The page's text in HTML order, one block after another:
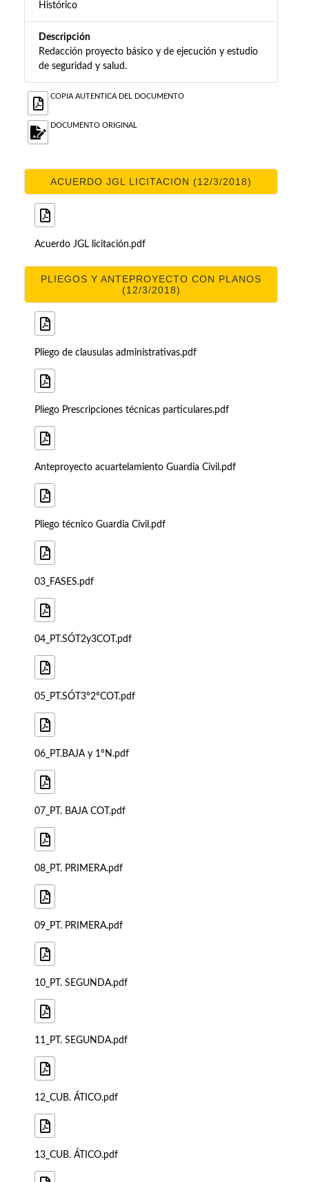
Histórico
Descripción
Redacción proyecto básico y de ejecución y estudio
de seguridad y salud.
COPIA AUTENTICA DEL DOCUMENTO
DOCUMENTO ORIGINAL
ACUERDO JGL LICITACION (12/3/2018)
Acuerdo JGL licitación.pdf
PLIEGOS Y ANTEPROYECTO CON PLANOS
(12/3/2018)
Pliego de clausulas administrativas.pdf
Pliego Prescripciones técnicas particulares.pdf
Anteproyecto acuartelamiento Guardia Civil.pdf
Pliego técnico Guardia Civil.pdf
03_FASES.pdf
04_PT.SÓT2y3COT.pdf
05_PT.SÓT3º2ºCOT.pdf
06_PT.BAJA y 1ºN.pdf
07_PT. BAJA COT.pdf
08_PT. PRIMERA.pdf
09_PT. PRIMERA.pdf
10_PT. SEGUNDA.pdf
11_PT. SEGUNDA.pdf
12_CUB. ÁTICO.pdf
13_CUB. ÁTICO.pdf